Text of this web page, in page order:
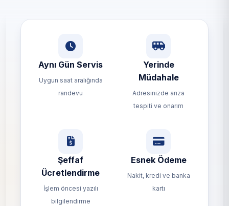
Aynı Gün Servis
Uygun saat aralığında
randevu
Yerinde
Müdahale
Adresinizde arıza
tespiti ve onarım
Şeffaf
Ücretlendirme
İşlem öncesi yazılı
bilgilendirme
Esnek Ödeme
Nakit, kredi ve banka
kartı